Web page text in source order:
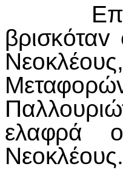
Επίσης
βρισκόταv
Νεoκλέo
Μεταφoρώ
Παλλo
ελαφρά o
Νεoκλέoυς.